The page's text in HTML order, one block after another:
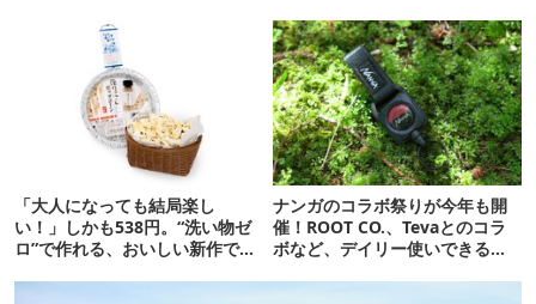
「大人になっても結局楽し
い！」しかも538円。“洗い物ゼ
ロ”で作れる、おいしい新作です
ナンガのコラボ祭りが今年も開
催！ROOT CO.、Tevaとのコラ
ボなど、デイリー使いできる全